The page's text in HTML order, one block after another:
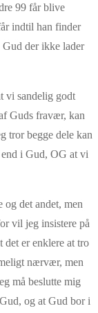
99 får blive
indtil han finder
der ikke lader
vi sandelig godt
Guds fravær, kan
tror begge dele kan
i Gud, OG at vi
og det andet, men
vil jeg insistere på
er enklere at tro
nærvær, men
må beslutte mig
og at Gud bor i